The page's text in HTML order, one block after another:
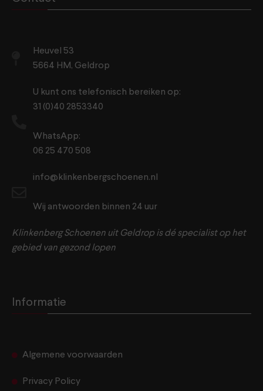
Heuvel 53
5664 HM, Geldrop
U kunt ons telefonisch bereiken op:
31 (0)40 2853340
WhatsApp:
06 25 470 508
info@klinkenbergschoenen.nl
Wij antwoorden binnen 24 uur
Klinkenberg Schoenen uit Geldrop is dé specialist op het
gebied van gezond lopen
Informatie
Algemene voorwaarden
Privacy Policy